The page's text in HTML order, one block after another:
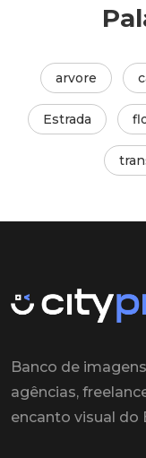
arvore
Estrada
Banco de
agências,
encanto visual do